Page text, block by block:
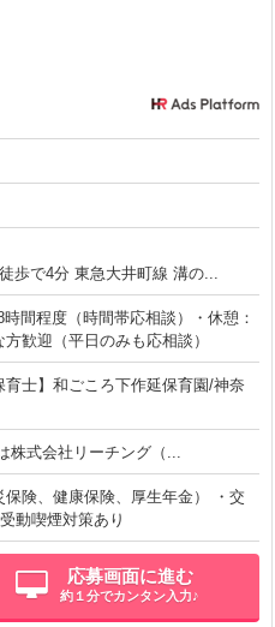
歩で4分 東急大井町線 溝の...
間程度（時間帯応相談）・休憩：
歓迎（平日のみも応相談）
育士】和ごころ下作延保育園/神奈
株式会社リーチング（...
保険、健康保険、厚生年金） ・交
動喫煙対策あり
応募画面に進む
約１分でカンタン入力♪